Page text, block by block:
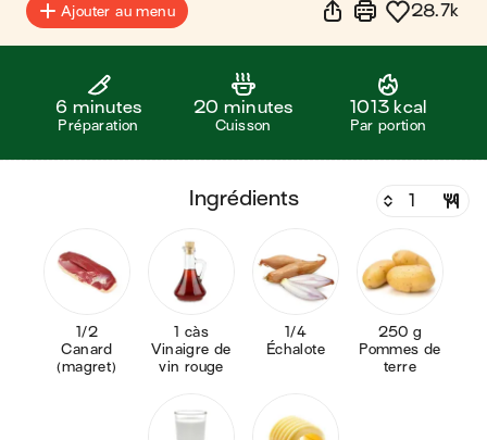
Ajouter au menu 28.7k
6 minutes
Préparation
20 minutes
Cuisson
1013 kcal
Par portion
ingrédients
1/2
Canard
(magret)
1 càs
Vinaigre de
vin rouge
1/4
Échalote
250 g
Pommes de
terre